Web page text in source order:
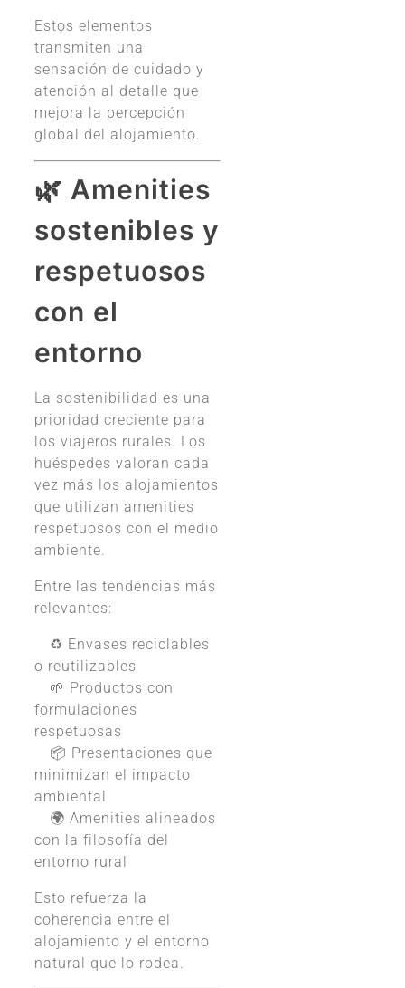
Estos elementos
transmiten una
sensación de cuidado y
atención al detalle que
mejora la percepción
global del alojamiento.
🌿 Amenities
sostenibles y
respetuosos
con el
entorno
La sostenibilidad es una
prioridad creciente para
los viajeros rurales. Los
huéspedes valoran cada
vez más los alojamientos
que utilizan amenities
respetuosos con el medio
ambiente.
Entre las tendencias más
relevantes:
♻️ Envases reciclables
o reutilizables
🌱 Productos con
formulaciones
respetuosas
📦 Presentaciones que
minimizan el impacto
ambiental
🌍 Amenities alineados
con la filosofía del
entorno rural
Esto refuerza la
coherencia entre el
alojamiento y el entorno
natural que lo rodea.